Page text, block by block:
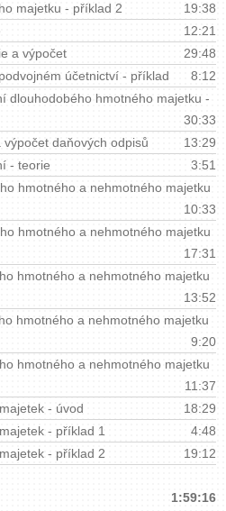
majetku - příklad 2
19:38
12:21
a výpočet
29:48
účetnictví - příklad
8:12
dlouhodobého hmotného majetku -
30:33
daňových odpisů
13:29
- teorie
3:51
hmotného a nehmotného majetku
10:33
hmotného a nehmotného majetku
17:31
hmotného a nehmotného majetku
13:52
hmotného a nehmotného majetku
9:20
hmotného a nehmotného majetku
11:37
- úvod
18:29
- příklad 1
4:48
- příklad 2 19:12
1:59:16